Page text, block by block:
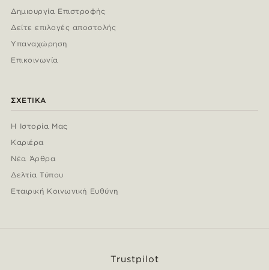
Δημιουργία Επιστροφής
Δείτε επιλογές αποστολής
Υπαναχώρηση
Επικοινωνία
ΣΧΕΤΙΚΆ
Η Ιστορία Μας
Καριέρα
Νέα Άρθρα
Δελτία Τύπου
Εταιρική Κοινωνική Ευθύνη
Trustpilot